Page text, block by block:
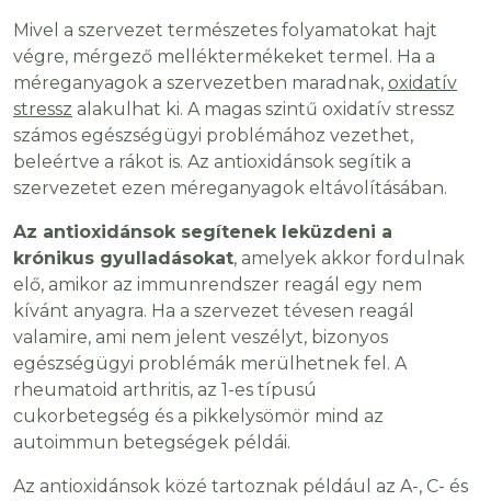
Mivel a szervezet természetes folyamatokat hajt
végre, mérgező melléktermékeket termel. Ha a
méreganyagok a szervezetben maradnak, oxidatív
stressz alakulhat ki. A magas szintű oxidatív stressz
számos egészségügyi problémához vezethet,
beleértve a rákot is. Az antioxidánsok segítik a
szervezetet ezen méreganyagok eltávolításában.
Az antioxidánsok segítenek leküzdeni a
krónikus gyulladásokat, amelyek akkor fordulnak
elő, amikor az immunrendszer reagál egy nem
kívánt anyagra. Ha a szervezet tévesen reagál
valamire, ami nem jelent veszélyt, bizonyos
egészségügyi problémák merülhetnek fel. A
rheumatoid arthritis, az 1-es típusú
cukorbetegség és a pikkelysömör mind az
autoimmun betegségek példái.
Az antioxidánsok közé tartoznak például az A-, C- és